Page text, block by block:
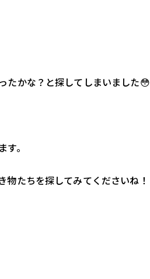
たかな？と探してしまいました😳
。
たちを探してみてくださいね！